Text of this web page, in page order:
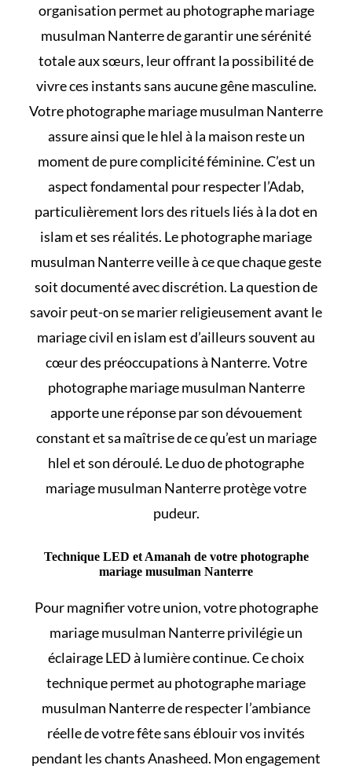
organisation permet au photographe mariage
musulman Nanterre de garantir une sérénité
totale aux sœurs, leur offrant la possibilité de
vivre ces instants sans aucune gêne masculine.
Votre photographe mariage musulman Nanterre
assure ainsi que lehlel à la maison reste un
moment de pure complicité féminine. C’est un
aspect fondamental pour respecter l’Adab,
particulièrement lors des rituels liés à la dot en
islam et ses réalités. Le photographe mariage
musulman Nanterre veille à ce que chaque geste
soit documenté avec discrétion. La question de
savoirpeut-on se marier religieusement avant le
mariage civil en islamest d’ailleurs souvent au
cœur des préoccupations à Nanterre. Votre
photographe mariage musulman Nanterre
apporte une réponse par son dévouement
constant et sa maîtrise dece qu’est un mariage
hlel et son déroulé. Le duo de photographe
mariage musulman Nanterre protège votre
pudeur.
Technique LED et Amanah de votre photographe
mariage musulman Nanterre
Pour magnifier votre union, votre photographe
mariage musulman Nanterre privilégie un
éclairage LED à lumière continue. Ce choix
technique permet au photographe mariage
musulman Nanterre de respecter l’ambiance
réelle de votre fête sans éblouir vos invités
pendant les chants Anasheed. Mon engagement